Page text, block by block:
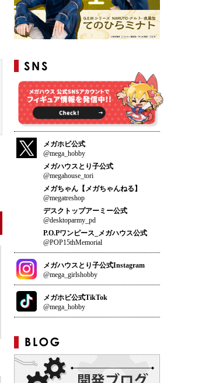
メガホビ公式
@mega_hobby
メガハウスとり子公式
@megahouse_tori
メガちゃん【メガちゃんねる】
@megatreshop
デスクトップアーミー公式
@desktoparmy_pd
P.O.Pワンピース_メガハウス公式
@POP15thMemorial
メガハウスとり子公式Instagram
@mega_girlshobby
メガホビ公式TikTok
@mega_hobby